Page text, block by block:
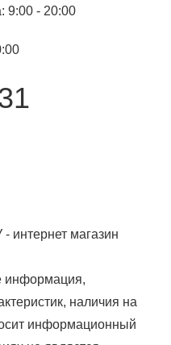
9:00 - 20:00
интернет магазин
информация,
наличия на
информационный